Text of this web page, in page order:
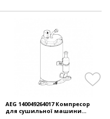
AEG 140049264017 Компресор
для сушильної машини...